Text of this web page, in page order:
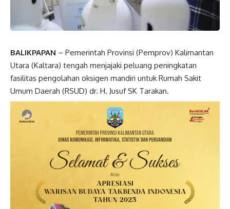
BALIKPAPAN – Pemerintah Provinsi (Pemprov) Kalimantan
Utara (Kaltara) tengah menjajaki peluang peningkatan
fasilitas pengolahan oksigen mandiri untuk Rumah Sakit
Umum Daerah (RSUD) dr. H. Jusuf SK Tarakan.